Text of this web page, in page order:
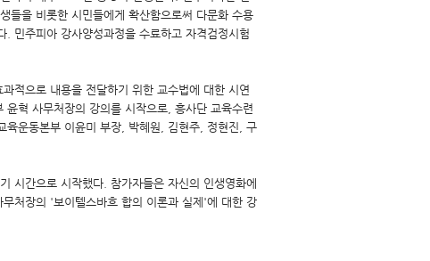
들을 비롯한 시민들에게 확산함으로써 다문화 수용
민주피아 강사양성과정을 수료하고 자격검정시험
적으로 내용을 전달하기 위한 교수법에 대한 시연
혁 사무처장의 강의를 시작으로, 흥사단 교육수련
운동본부 이윤미 부장, 박혜원, 김현주, 정현진, 구
시간으로 시작했다. 참가자들은 자신의 인생영화에
처장의 '보이텔스바흐 합의 이론과 실제'에 대한 강